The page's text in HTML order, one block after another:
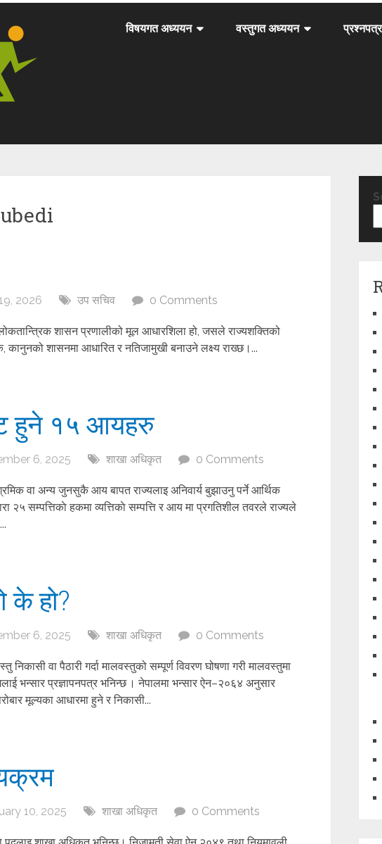
विषयगत अध्ययन वस्तुगत अध्ययन प्रश्नपत्र
2026 उप सचिव 0 Comments
शासन प्रणालीको मूल आधारशिला हो, जसले राज्यशक्तिको
कानुनको शासनमा आधारित र नतिजामुखी बनाउने लक्ष्य राख्छ।...
हुने १५ आयहरु
6, 2025 शाखा अधिकृत 0 Comments
वा अन्य जुनसुकै आय बापत राज्यलाइ अनिवार्य बुझाउनु पर्ने आर्थिक
२५ सम्पत्तिकाे हकमा व्यत्तिकाे सम्पत्ति र आय मा प्रगतिशील तवरले राज्यले
के हो?
6, 2025 शाखा अधिकृत 0 Comments
निकासी वा पैठारी गर्दा मालवस्तुको सम्पूर्ण विवरण घोषणा गरी मालवस्तुमा
भन्सार प्रज्ञापनपत्र भनिन्छ । नेपालमा भन्सार ऐन–२०६४ अनुसार
मूल्यका आधारमा हुने र निकासी...
10, 2025 शाखा अधिकृत 0 Comments